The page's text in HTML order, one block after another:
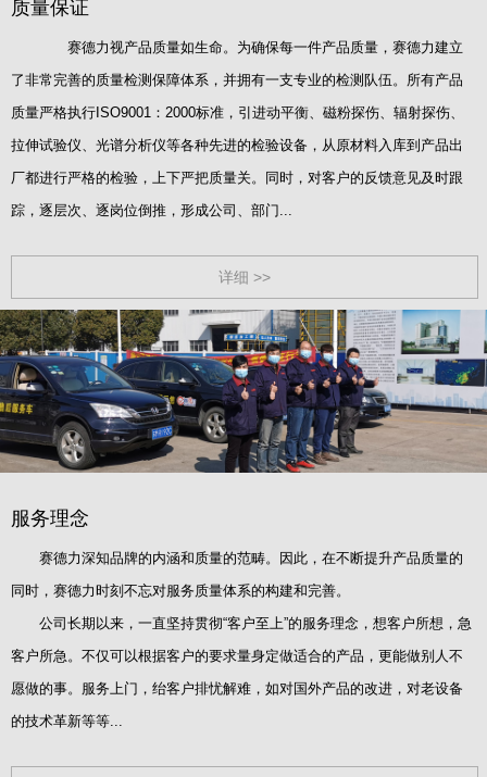
质量保证
赛德力视产品质量如生命。为确保每一件产品质量，赛德力建立
了非常完善的质量检测保障体系，并拥有一支专业的检测队伍。所有产品
质量严格执行ISO9001：2000标准，引进动平衡、磁粉探伤、辐射探伤、
拉伸试验仪、光谱分析仪等各种先进的检验设备，从原材料入库到产品出
厂都进行严格的检验，上下严把质量关。同时，对客户的反馈意见及时跟
踪，逐层次、逐岗位倒推，形成公司、部门...
详细 >>
服务理念
赛德力深知品牌的内涵和质量的范畴。因此，在不断提升产品质量的
同时，赛德力时刻不忘对服务质量体系的构建和完善。
公司长期以来，一直坚持贯彻“客户至上”的服务理念，想客户所想，急
客户所急。不仅可以根据客户的要求量身定做适合的产品，更能做别人不
愿做的事。服务上门，绐客户排忧解难，如对国外产品的改进，对老设备
的技术革新等等...